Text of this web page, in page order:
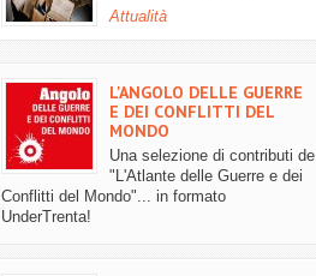
Attualità
L'ANGOLO DELLE GUERRE
E DEI CONFLITTI DEL
MONDO
Una selezione di contributi de
"L'Atlante delle Guerre e dei
Conflitti del Mondo"... in formato
UnderTrenta!